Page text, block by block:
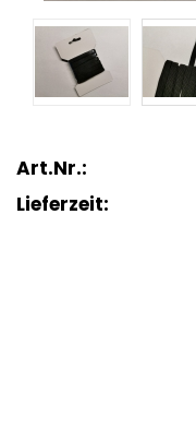
Art.Nr.:
Lieferzeit: